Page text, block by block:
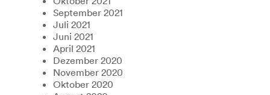
September 2021
Juli 2021
Juni 2021
April 2021
Dezember 2020
November 2020
Oktober 2020